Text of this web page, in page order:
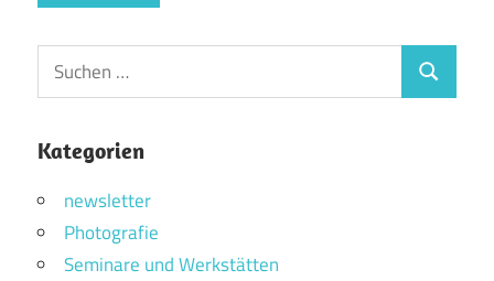
Suchen
nach:
Suchen
Kategorien
newsletter
Photografie
Seminare und Werkstätten